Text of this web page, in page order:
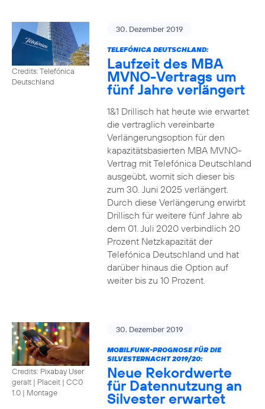
Credits: Telefónica
Deutschland
30. Dezember 2019
TELEFÓNICA DEUTSCHLAND:
Laufzeit des MBA
MVNO-Vertrags um
fünf Jahre verlängert
1&1 Drillisch hat heute wie erwartet
die vertraglich vereinbarte
Verlängerungsoption für den
kapazitätsbasierten MBA MVNO-
Vertrag mit Telefónica Deutschland
ausgeübt, womit sich dieser bis
zum 30. Juni 2025 verlängert.
Durch diese Verlängerung erwirbt
Drillisch für weitere fünf Jahre ab
dem 01. Juli 2020 verbindlich 20
Prozent Netzkapazität der
Telefónica Deutschland und hat
darüber hinaus die Option auf
weiter bis zu 10 Prozent.
Credits: Pixabay User
geralt | Placeit | CC0
1.0 | Montage
30. Dezember 2019
MOBILFUNK-PROGNOSE FÜR DIE
SILVESTERNACHT 2019/20:
Neue Rekordwerte
für Datennutzung an
Silvester erwartet